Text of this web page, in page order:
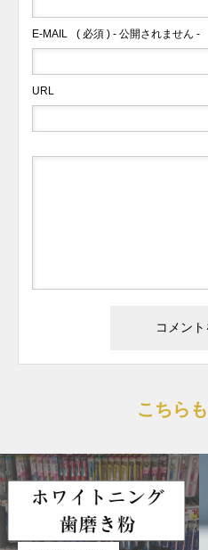
E-MAIL ( 必須 ) - 公開されません -
URL
こちら